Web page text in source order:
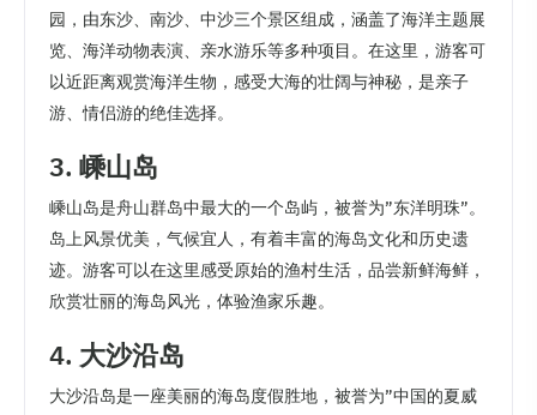
园，由东沙、南沙、中沙三个景区组成，涵盖了海洋主题展
览、海洋动物表演、亲水游乐等多种项目。在这里，游客可
以近距离观赏海洋生物，感受大海的壮阔与神秘，是亲子
游、情侣游的绝佳选择。
3. 嵊山岛
嵊山岛是舟山群岛中最大的一个岛屿，被誉为”东洋明珠”。
岛上风景优美，气候宜人，有着丰富的海岛文化和历史遗
迹。游客可以在这里感受原始的渔村生活，品尝新鲜海鲜，
欣赏壮丽的海岛风光，体验渔家乐趣。
4. 大沙沿岛
大沙沿岛是一座美丽的海岛度假胜地，被誉为”中国的夏威